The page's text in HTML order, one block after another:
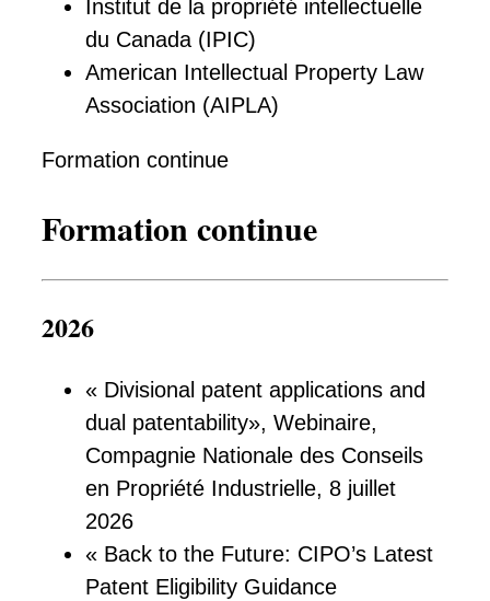
Institut de la propriété intellectuelle
du Canada (IPIC)
American Intellectual Property Law
Association (AIPLA)
Formation continue
Formation continue
2026
« Divisional patent applications and
dual patentability», Webinaire,
Compagnie Nationale des Conseils
en Propriété Industrielle, 8 juillet
2026
« Back to the Future: CIPO’s Latest
Patent Eligibility Guidance